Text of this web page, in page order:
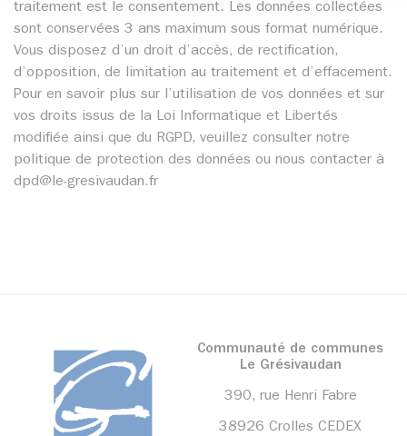
traitement est le consentement. Les données collectées
sont conservées 3 ans maximum sous format numérique.
Vous disposez d’un droit d’accès, de rectification,
d’opposition, de limitation au traitement et d’effacement.
Pour en savoir plus sur l’utilisation de vos données et sur
vos droits issus de la Loi Informatique et Libertés
modifiée ainsi que du RGPD, veuillez consulter notre
politique de protection des données ou nous contacter à
dpd@le-gresivaudan.fr
Communauté de communes
Le Grésivaudan
390, rue Henri Fabre
38926 Crolles CEDEX